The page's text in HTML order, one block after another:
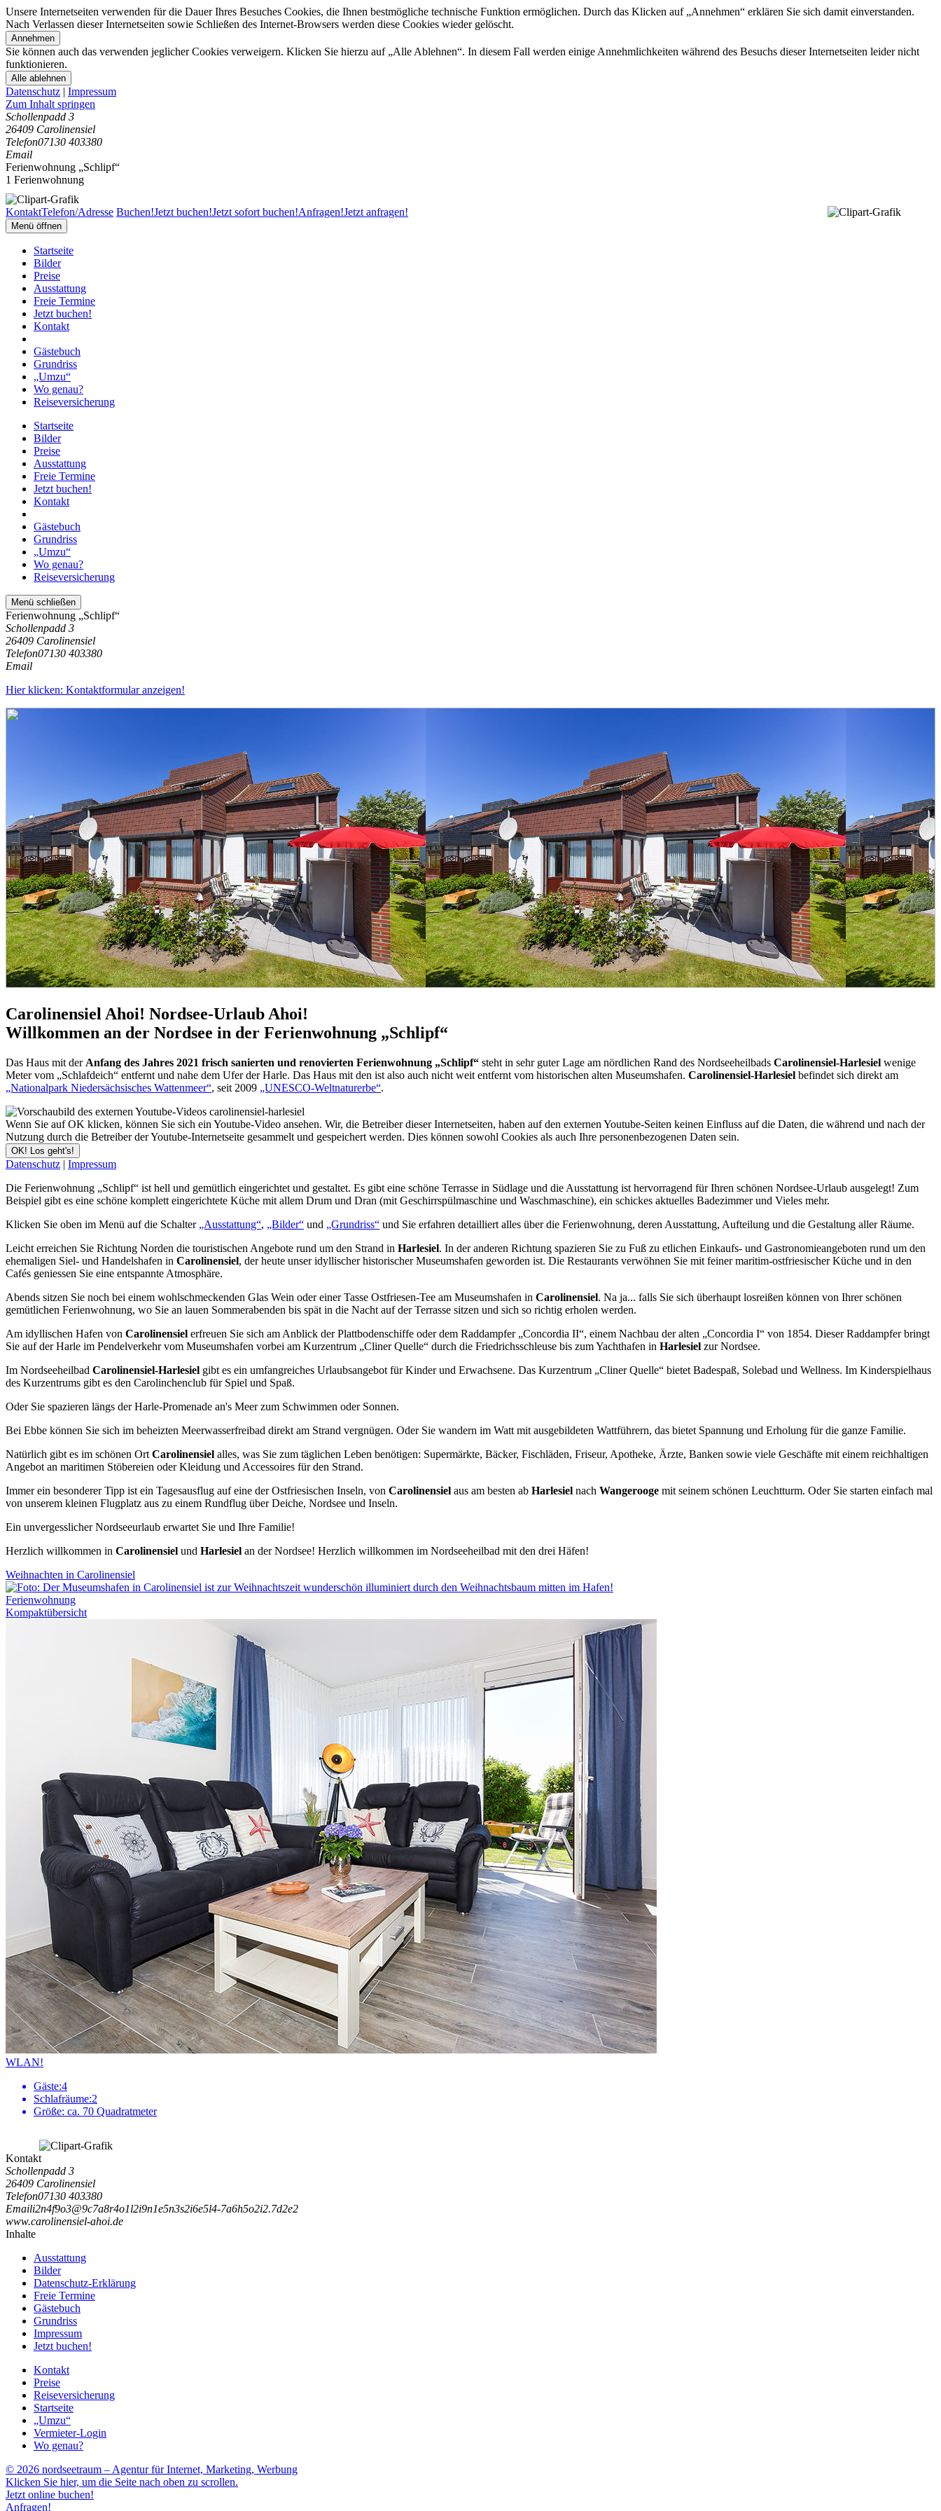
Unsere Internetseiten verwenden für die Dauer Ihres Besuches Cookies, die Ihnen bestmögliche technische Funktion ermöglichen. Durch das Klicken auf „Annehmen“ erklären Sie sich damit einverstanden.
Nach Verlassen dieser Internetseiten sowie Schließen des Internet-Browsers werden diese Cookies wieder gelöscht.
Annehmen
Sie können auch das verwenden jeglicher Cookies verweigern. Klicken Sie hierzu auf „Alle Ablehnen“. In diesem Fall werden einige Annehmlichkeiten während des Besuchs dieser Internetseiten leider nicht
funktionieren.
Alle ablehnen
Datenschutz | Impressum
Zum Inhalt springen
Schollenpadd 3
26409 Carolinensiel
Telefon07130 403380
Email
Ferienwohnung „Schlipf“
1 Ferienwohnung
KontaktTelefon/Adresse Buchen!Jetzt buchen!Jetzt sofort buchen!Anfragen!Jetzt anfragen!
Menü öffnen
Startseite
Bilder
Preise
Ausstattung
Freie Termine
Jetzt buchen!
Kontakt
Gästebuch
Grundriss
„Umzu“
Wo genau?
Reiseversicherung
Startseite
Bilder
Preise
Ausstattung
Freie Termine
Jetzt buchen!
Kontakt
Gästebuch
Grundriss
„Umzu“
Wo genau?
Reiseversicherung
Menü schließen
Ferienwohnung „Schlipf“
Schollenpadd 3
26409 Carolinensiel
Telefon07130 403380
Email
Hier klicken: Kontaktformular anzeigen!
Carolinensiel Ahoi! Nordsee-Urlaub Ahoi!
Willkommen an der Nordsee in der Ferienwohnung „Schlipf“
Das Haus mit der Anfang des Jahres 2021 frisch sanierten und renovierten Ferienwohnung „Schlipf“ steht in sehr guter Lage am nördlichen Rand des Nordseeheilbads Carolinensiel-Harlesiel wenige
Meter vom „Schlafdeich“ entfernt und nahe dem Ufer der Harle. Das Haus mit den ist also auch nicht weit entfernt vom historischen alten Museumshafen. Carolinensiel-Harlesiel befindet sich direkt am
„Nationalpark Niedersächsisches Wattenmeer“, seit 2009 „UNESCO-Weltnaturerbe“.
Wenn Sie auf OK klicken, können Sie sich ein Youtube-Video ansehen. Wir, die Betreiber dieser Internetseiten, haben auf den externen Youtube-Seiten keinen Einfluss auf die Daten, die während und nach der
Nutzung durch die Betreiber der Youtube-Internetseite gesammelt und gespeichert werden. Dies können sowohl Cookies als auch Ihre personenbezogenen Daten sein.
OK! Los geht's!
Datenschutz | Impressum
Die Ferienwohnung „Schlipf“ ist hell und gemütlich eingerichtet und gestaltet. Es gibt eine schöne Terrasse in Südlage und die Ausstattung ist hervorragend für Ihren schönen Nordsee-Urlaub ausgelegt! Zum
Beispiel gibt es eine schöne komplett eingerichtete Küche mit allem Drum und Dran (mit Geschirrspülmaschine und Waschmaschine), ein schickes aktuelles Badezimmer und Vieles mehr.
Klicken Sie oben im Menü auf die Schalter „Ausstattung“, „Bilder“ und „Grundriss“ und Sie erfahren detailliert alles über die Ferienwohnung, deren Ausstattung, Aufteilung und die Gestaltung aller Räume.
Leicht erreichen Sie Richtung Norden die touristischen Angebote rund um den Strand in Harlesiel. In der anderen Richtung spazieren Sie zu Fuß zu etlichen Einkaufs- und Gastronomieangeboten rund um den
ehemaligen Siel- und Handelshafen in Carolinensiel, der heute unser idyllischer historischer Museumshafen geworden ist. Die Restaurants verwöhnen Sie mit feiner maritim-ostfriesischer Küche und in den
Cafés geniessen Sie eine entspannte Atmosphäre.
Abends sitzen Sie noch bei einem wohlschmeckenden Glas Wein oder einer Tasse Ostfriesen-Tee am Museumshafen in Carolinensiel. Na ja... falls Sie sich überhaupt losreißen können von Ihrer schönen
gemütlichen Ferienwohnung, wo Sie an lauen Sommerabenden bis spät in die Nacht auf der Terrasse sitzen und sich so richtig erholen werden.
Am idyllischen Hafen von Carolinensiel erfreuen Sie sich am Anblick der Plattbodenschiffe oder dem Raddampfer „Concordia II“, einem Nachbau der alten „Concordia I“ von 1854. Dieser Raddampfer bringt
Sie auf der Harle im Pendelverkehr vom Museumshafen vorbei am Kurzentrum „Cliner Quelle“ durch die Friedrichsschleuse bis zum Yachthafen in Harlesiel zur Nordsee.
Im Nordseeheilbad Carolinensiel-Harlesiel gibt es ein umfangreiches Urlaubsangebot für Kinder und Erwachsene. Das Kurzentrum „Cliner Quelle“ bietet Badespaß, Solebad und Wellness. Im Kinderspielhaus
des Kurzentrums gibt es den Carolinchenclub für Spiel und Spaß.
Oder Sie spazieren längs der Harle-Promenade an's Meer zum Schwimmen oder Sonnen.
Bei Ebbe können Sie sich im beheizten Meerwasserfreibad direkt am Strand vergnügen. Oder Sie wandern im Watt mit ausgebildeten Wattführern, das bietet Spannung und Erholung für die ganze Familie.
Natürlich gibt es im schönen Ort Carolinensiel alles, was Sie zum täglichen Leben benötigen: Supermärkte, Bäcker, Fischläden, Friseur, Apotheke, Ärzte, Banken sowie viele Geschäfte mit einem reichhaltigen
Angebot an maritimen Stöbereien oder Kleidung und Accessoires für den Strand.
Immer ein besonderer Tipp ist ein Tagesausflug auf eine der Ostfriesischen Inseln, von Carolinensiel aus am besten ab Harlesiel nach Wangerooge mit seinem schönen Leuchtturm. Oder Sie starten einfach mal
von unserem kleinen Flugplatz aus zu einem Rundflug über Deiche, Nordsee und Inseln.
Ein unvergesslicher Nordseeurlaub erwartet Sie und Ihre Familie!
Herzlich willkommen in Carolinensiel und Harlesiel an der Nordsee! Herzlich willkommen im Nordseeheilbad mit den drei Häfen!
Weihnachten in Carolinensiel
Ferienwohnung
Kompaktübersicht
WLAN!
Gäste:4
Schlafräume:2
Größe: ca. 70 Quadratmeter
Kontakt
Schollenpadd 3
26409 Carolinensiel
Telefon07130 403380
Emaili2n4f9o3@9c7a8r4o1l2i9n1e5n3s2i6e5l4-7a6h5o2i2.7d2e2
www.carolinensiel-ahoi.de
Inhalte
Ausstattung
Bilder
Datenschutz-Erklärung
Freie Termine
Gästebuch
Grundriss
Impressum
Jetzt buchen!
Kontakt
Preise
Reiseversicherung
Startseite
„Umzu“
Vermieter-Login
Wo genau?
© 2026 nordseetraum – Agentur für Internet, Marketing, Werbung
Klicken Sie hier, um die Seite nach oben zu scrollen.
Jetzt online buchen!
Anfragen!